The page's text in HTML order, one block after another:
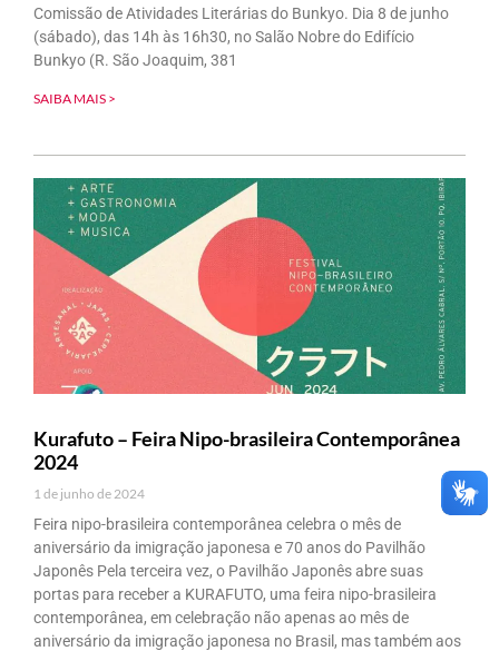
Comissão de Atividades Literárias do Bunkyo. Dia 8 de junho
(sábado), das 14h às 16h30, no Salão Nobre do Edifício
Bunkyo (R. São Joaquim, 381
SAIBA MAIS >
Kurafuto – Feira Nipo-brasileira Contemporânea
2024
1 de junho de 2024
Feira nipo-brasileira contemporânea celebra o mês de
aniversário da imigração japonesa e 70 anos do Pavilhão
Japonês Pela terceira vez, o Pavilhão Japonês abre suas
portas para receber a KURAFUTO, uma feira nipo-brasileira
contemporânea, em celebração não apenas ao mês de
aniversário da imigração japonesa no Brasil, mas também aos